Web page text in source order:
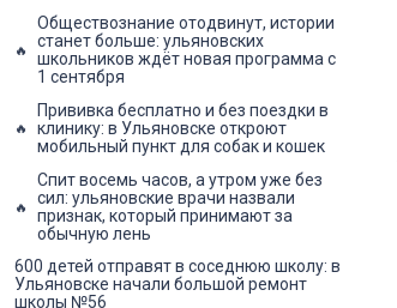
Обществознание отодвинут, истории
станет больше: ульяновских
школьников ждёт новая программа с
1 сентября
Прививка бесплатно и без поездки в
клинику: в Ульяновске откроют
мобильный пункт для собак и кошек
Спит восемь часов, а утром уже без
сил: ульяновские врачи назвали
признак, который принимают за
обычную лень
600 детей отправят в соседнюю школу: в
Ульяновске начали большой ремонт
школы №56